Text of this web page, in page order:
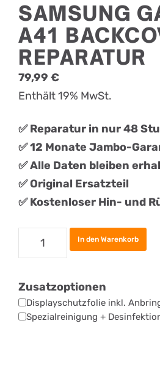
SAMSUNG
A41
REPARATUR
79,99 €
Enthält 19% MwSt.
✅ Reparatur in nur 48
✅ 12 Monate Jambo-
✅ Alle Daten bleiben
✅Original Ersatzteil
✅ Kostenloser Hin- und
Samsung
Galaxy
Backcover
Reparatur
In den Warenkorb
Zusatzoptionen
Displayschutzfolie inkl.
Spezialreinigung +